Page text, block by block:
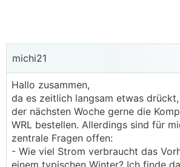
michi21
Hallo zusammen,
da es zeitlich langsam etwas
der nächsten Woche gerne die
WRL bestellen. Allerdings sind für
zentrale Fragen offen:
- Wie viel Strom verbraucht das
einem typischen Winter? Ich finde